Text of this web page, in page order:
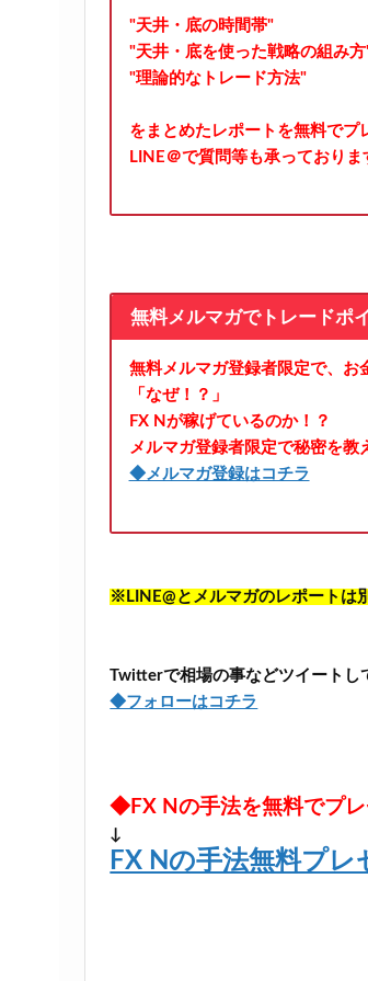
"天井・底の時間帯"
"天井・底を使った戦略の組み
"理論的なトレード方法"
をまとめたレポートを無料でプ
LINE＠で質問等も承っておりま
無料メルマガでトレードポ
無料メルマガ登録者限定で、お
「なぜ！？」
FX Nが稼げているのか！？
メルマガ登録者限定で秘密を教
◆メルマガ登録はコチラ
※LINE@とメルマガのレポートは
Twitterで相場の事などツイートし
◆フォローはコチラ
◆FX Nの手法を無料でプレ
↓
FX Nの手法無料プレ